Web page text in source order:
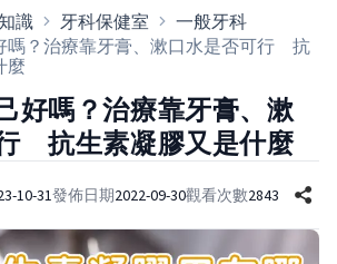
我是醫療人員
識 牙科保健室
一般牙科
嗎？治療靠牙膏、漱口水是否可行 抗
麼
好嗎？治療靠牙膏、漱
抗生素凝膠又是什麼
10-31發佈日期2022-09-30觀看次數2843